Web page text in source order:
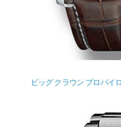
ビッグ クラウン プロパイ